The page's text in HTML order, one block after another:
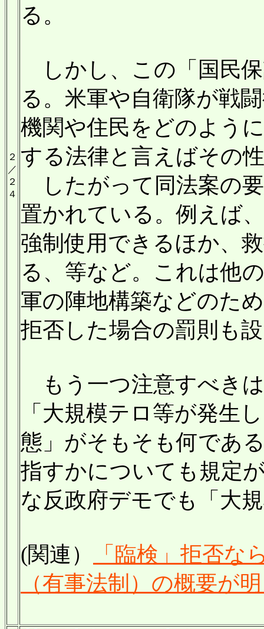
２
／
２
４
る。
しかし、この「国民
る。米軍や自衛隊が戦
機関や住民をどのよう
する法律と言えばその
したがって同法案の
置かれている。例えば
強制使用できるほか、
る、等など。これは他
軍の陣地構築などのた
拒否した場合の罰則も
もう一つ注意すべき
「大規模テロ等が発生
態」がそもそも何であ
指すかについても規定
な反政府デモでも「大
(関連）
「臨検」拒否
（有事法制）の概要が